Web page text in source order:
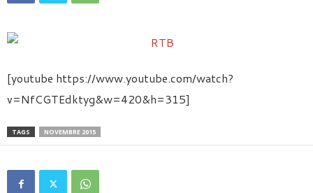
[youtube https://www.youtube.com/watch?
v=NfCGTEdktyg&w=420&h=315]
TAGS NOVEMBRE 2015